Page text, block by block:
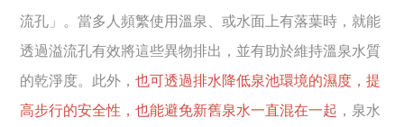
流孔」。當多人頻繁使用溫泉、或水面上有落葉時，就能
透過溢流孔有效將這些異物排出，並有助於維持溫泉水質
的乾淨度。此外，也可透過排水降低泉池環境的濕度，提
高步行的安全性，也能避免新舊泉水一直混在一起 ，泉水